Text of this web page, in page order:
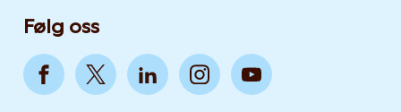
Følg oss